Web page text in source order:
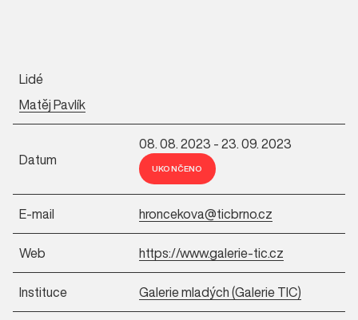
Lidé
Matěj Pavlík
Datum
08. 08. 2023 - 23. 09. 2023
UKONČENO
E-mail hroncekova@ticbrno.cz
Web https://www.galerie-tic.cz
Instituce Galerie mladých (Galerie TIC)